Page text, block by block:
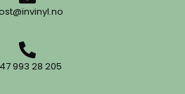
993 28 205